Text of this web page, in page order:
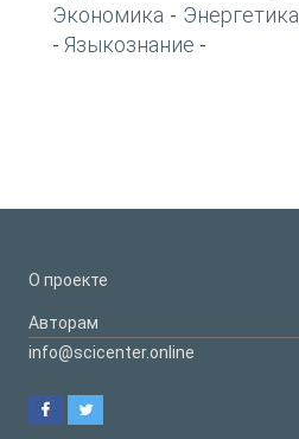
Экономика - Энергетика
- Языкознание -
О проекте
Авторам
info@scicenter.online